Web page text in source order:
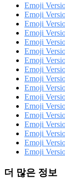
Emoji
Emoji
Emoji
Emoji
Emoji
Emoji
Emoji
Emoji
Emoji
Emoji
Emoji
Emoji
Emoji
Emoji
Emoji
Emoji
Emoji
더 많은 정보